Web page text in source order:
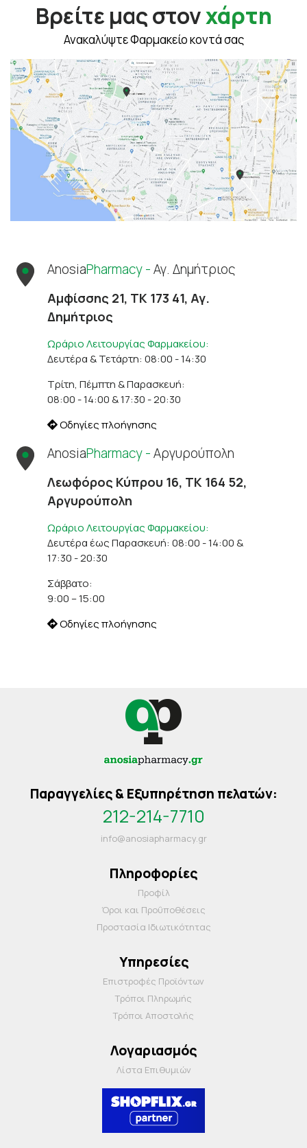
Βρείτε μας στονχάρτη
Ανακαλύψτε Φαρμακείο κοντά σας
AnosiaPharmacy -Αγ. Δημήτριος
Αμφίσσης 21, ΤΚ 173 41, Αγ.
Δημήτριος
Ωράριο Λειτουργίας Φαρμακείου:
Δευτέρα & Τετάρτη: 08:00 - 14:30
Τρίτη, Πέμπτη & Παρασκευή:
08:00 - 14:00 & 17:30 - 20:30
Οδηγίες πλοήγησης
AnosiaPharmacy -Αργυρούπολη
Λεωφόρος Κύπρου 16, ΤΚ 164 52,
Αργυρούπολη
Ωράριο Λειτουργίας Φαρμακείου:
Δευτέρα έως Παρασκευή: 08:00 - 14:00 &
17:30 - 20:30
Σάββατο:
9:00 – 15:00
Οδηγίες πλοήγησης
Παραγγελίες & Εξυπηρέτηση πελατών:
212-214-7710
info@anosiapharmacy.gr
Πληροφορίες
Προφίλ
Όροι και Προΰποθέσεις
Προστασία Ιδιωτικότητας
Υπηρεσίες
Επιστροφές Προϊόντων
Τρόποι Πληρωμής
Τρόποι Αποστολής
Λογαριασμός
Λίστα Επιθυμιών